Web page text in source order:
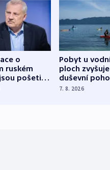
o
ruském
pošetilé,
Pobyt u
ploch zvyšuje
duševní
ukázala
7. 8. 2026